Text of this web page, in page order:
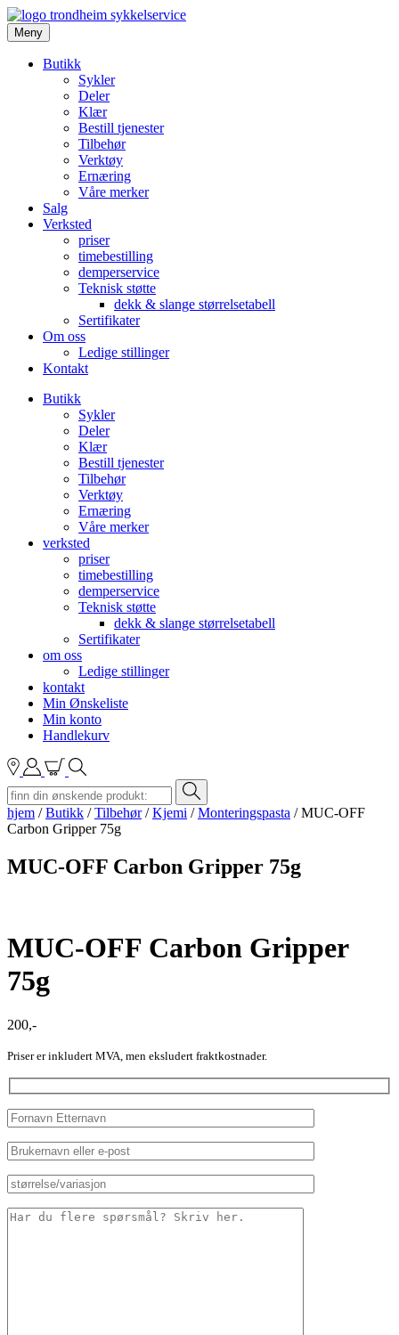
Meny
Butikk
Sykler
Deler
Klær
Bestill tjenester
Tilbehør
Verktøy
Ernæring
Våre merker
Salg
Verksted
priser
timebestilling
demperservice
Teknisk støtte
dekk & slange størrelsetabell
Sertifikater
Om oss
Ledige stillinger
Kontakt
Butikk
Sykler
Deler
Klær
Bestill tjenester
Tilbehør
Verktøy
Ernæring
Våre merker
verksted
priser
timebestilling
demperservice
Teknisk støtte
dekk & slange størrelsetabell
Sertifikater
om oss
Ledige stillinger
kontakt
Min Ønskeliste
Min konto
Handlekurv
hjem /Butikk /Tilbehør/Kjemi /Monteringspasta /MUC-OFF
Carbon Gripper 75g
MUC-OFF Carbon Gripper 75g
MUC-OFF Carbon Gripper
75g
200,-
Priser er inkludert MVA, men eksludert fraktkostnader.